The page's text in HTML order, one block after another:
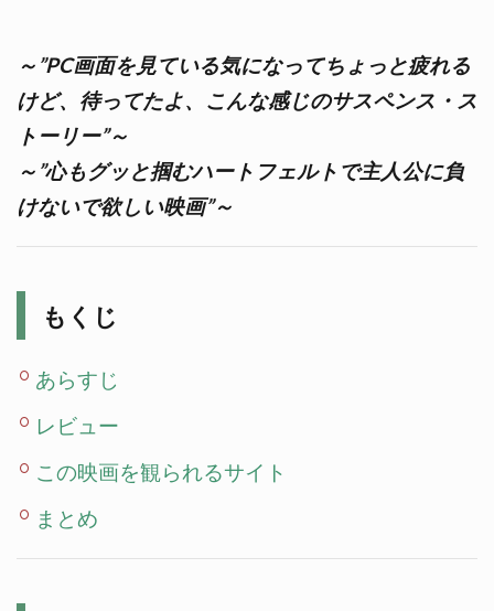
～”PC画面を見ている気になってちょっと疲れる
けど、待ってたよ、こんな感じのサスペンス・ス
トーリー”～
～”心もグッと掴むハートフェルトで主人公に負
けないで欲しい映画”～
もくじ
あらすじ
レビュー
この映画を観られるサイト
まとめ